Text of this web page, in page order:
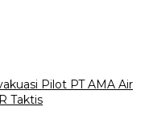
Pilot PT AMA Air
Taktis